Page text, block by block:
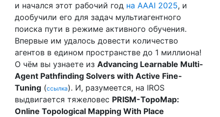
и начался этот рабочий год на AAAI 2025, и
дообучили его для задач мультиагентного
поиска пути в режиме активного обучения.
Впервые им удалось довести количество
агентов в едином пространстве до 1 миллиона!
О чём вы узнаете из Advancing Learnable Multi-
Agent Pathfinding Solvers with Active Fine-
Tuning (ссылка). И, разумеется, на IROS
выдвигается тяжеловес PRISM-TopoMap:
Online Topological Mapping With Place